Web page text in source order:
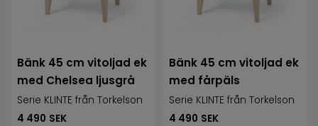
Bänk 45 cm vitoljad ek
med Chelsea ljusgrå
Serie KLINTE från Torkelson
4 490 SEK
Bänk 45 cm vitoljad ek
med fårpäls
Serie KLINTE från Torkelson
4 490 SEK